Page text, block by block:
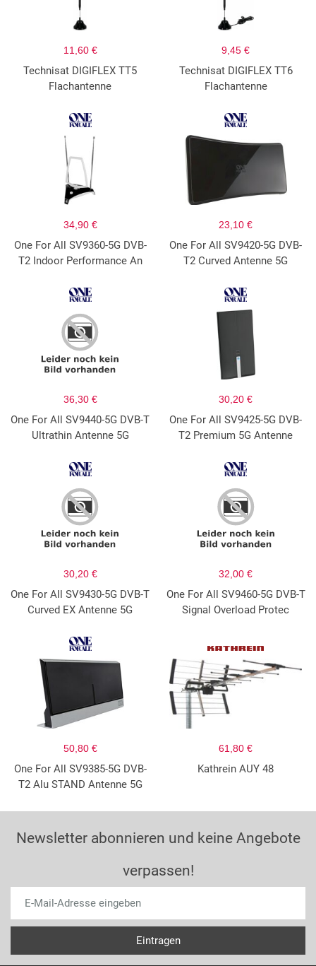
11,60 €
Technisat DIGIFLEX TT5
Flachantenne
9,45 €
Technisat DIGIFLEX TT6
Flachantenne
34,90 €
One For All SV9360-5G DVB-
T2 Indoor Performance An
23,10 €
One For All SV9420-5G DVB-
T2 Curved Antenne 5G
36,30 €
One For All SV9440-5G DVB-T
Ultrathin Antenne 5G
30,20 €
One For All SV9425-5G DVB-
T2 Premium 5G Antenne
30,20 €
One For All SV9430-5G DVB-T
Curved EX Antenne 5G
32,00 €
One For All SV9460-5G DVB-T
Signal Overload Protec
50,80 €
One For All SV9385-5G DVB-
T2 Alu STAND Antenne 5G
61,80 €
Kathrein AUY 48
Newsletter abonnieren und keine Angebote
verpassen!